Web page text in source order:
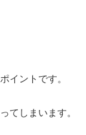
イントです。
てしまいます。